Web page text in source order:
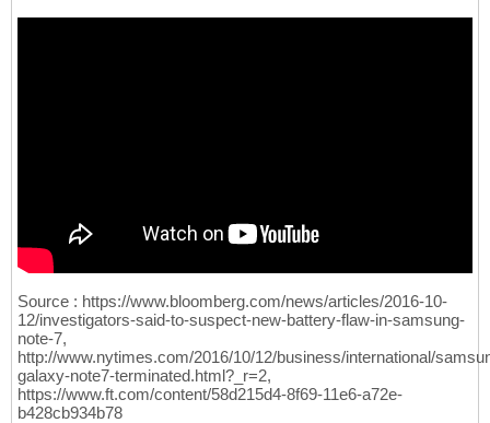
Source : https://www.bloomberg.com/news/articles/2016-10-
12/investigators-said-to-suspect-new-battery-flaw-in-samsung-
note-7,
http://www.nytimes.com/2016/10/12/business/international/
galaxy-note7-terminated.html?_r=2,
https://www.ft.com/content/58d215d4-8f69-11e6-a72e-
b428cb934b78